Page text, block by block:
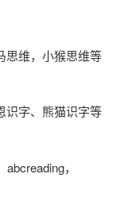
思维，小猴思维等
识字、熊猫识字等
，